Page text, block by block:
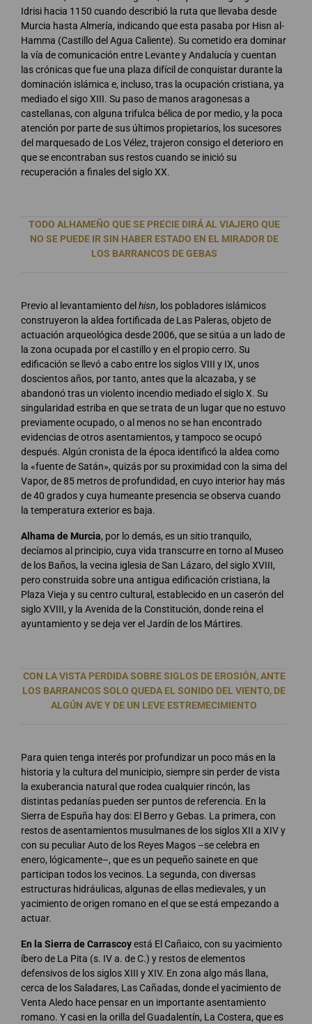
Idrisi hacia 1150 cuando describió la ruta que llevaba desde
Murcia hasta Almería, indicando que esta pasaba por Hisn al-
Hamma (Castillo del Agua Caliente). Su cometido era dominar
la vía de comunicación entre Levante y Andalucía y cuentan
las crónicas que fue una plaza difícil de conquistar durante la
dominación islámica e, incluso, tras la ocupación cristiana, ya
mediado el sigo XIII. Su paso de manos aragonesas a
castellanas, con alguna trifulca bélica de por medio, y la poca
atención por parte de sus últimos propietarios, los sucesores
del marquesado de Los Vélez, trajeron consigo el deterioro en
que se encontraban sus restos cuando se inició su
recuperación a finales del siglo XX.
TODO ALHAMEÑO QUE SE PRECIE DIRÁ AL VIAJERO QUE
NO SE PUEDE IR SIN HABER ESTADO EN EL MIRADOR DE
LOS BARRANCOS DE GEBAS
Previo al levantamiento del hisn, los pobladores islámicos
construyeron la aldea fortificada de Las Paleras, objeto de
actuación arqueológica desde 2006, que se sitúa a un lado de
la zona ocupada por el castillo y en el propio cerro. Su
edificación se llevó a cabo entre los siglos VIII y IX, unos
doscientos años, por tanto, antes que la alcazaba, y se
abandonó tras un violento incendio mediado el siglo X. Su
singularidad estriba en que se trata de un lugar que no estuvo
previamente ocupado, o al menos no se han encontrado
evidencias de otros asentamientos, y tampoco se ocupó
después. Algún cronista de la época identificó la aldea como
la «fuente de Satán», quizás por su proximidad con la sima del
Vapor, de 85 metros de profundidad, en cuyo interior hay más
de 40 grados y cuya humeante presencia se observa cuando
la temperatura exterior es baja.
Alhama de Murcia, por lo demás, es un sitio tranquilo,
decíamos al principio, cuya vida transcurre en torno al Museo
de los Baños, la vecina iglesia de San Lázaro, del siglo XVIII,
pero construida sobre una antigua edificación cristiana, la
Plaza Vieja y su centro cultural, establecido en un caserón del
siglo XVIII, y la Avenida de la Constitución, donde reina el
ayuntamiento y se deja ver el Jardín de los Mártires.
CON LA VISTA PERDIDA SOBRE SIGLOS DE EROSIÓN, ANTE
LOS BARRANCOS SOLO QUEDA EL SONIDO DEL VIENTO, DE
ALGÚN AVE Y DE UN LEVE ESTREMECIMIENTO
Para quien tenga interés por profundizar un poco más en la
historia y la cultura del municipio, siempre sin perder de vista
la exuberancia natural que rodea cualquier rincón, las
distintas pedanías pueden ser puntos de referencia. En la
Sierra de Espuña hay dos: El Berro y Gebas. La primera, con
restos de asentamientos musulmanes de los siglos XII a XIV y
con su peculiar Auto de los Reyes Magos –se celebra en
enero, lógicamente–, que es un pequeño sainete en que
participan todos los vecinos. La segunda, con diversas
estructuras hidráulicas, algunas de ellas medievales, y un
yacimiento de origen romano en el que se está empezando a
actuar.
En la Sierra de Carrascoyestá El Cañaico, con su yacimiento
íbero de La Pita (s. IV a. de C.) y restos de elementos
defensivos de los siglos XIII y XIV. En zona algo más llana,
cerca de los Saladares, Las Cañadas, donde el yacimiento de
Venta Aledo hace pensar en un importante asentamiento
romano. Y casi en la orilla del Guadalentín, La Costera, que es